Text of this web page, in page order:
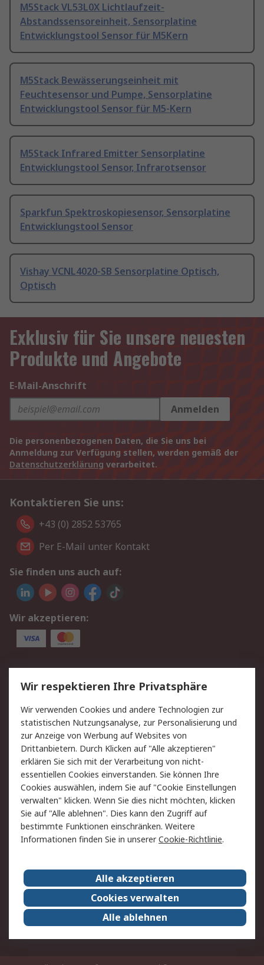
M5Stack VL53L0X Lichtlaufzeit-
Abstandssensoreinheit, Sensorplatine
Entwicklungstool Sensor für M5Kern
M5Stack Bewässerungseinheit mit
Feuchtesensor und Pumpe, Sensorplatine
Entwicklungstool Sensor für M5-Kern
M5Stack Infrared Emitter Sensorplatine
Entwicklungstool Sensor, Infrarotsensor
Sparkfun Spektroskopiesensor, Sensorplatine
Entwicklungstool Sensor
Vishay VCNL4020-SB Sensorplatine Optisch,
Optisch
Exklusiv für Sie unsere neuesten
Produkte und Angebote
E-Mail-Anschrift
Anmelden
Die personenbezogenen Daten, die Sie uns bei
Anmeldung zur Verfügung stellen, werden gemäß der
Datenschutzerklärung verarbeitet.
Kontaktieren Sie uns:
+43 (0) 2852 53765
Per E-Mail unter Kontakt
Sie finden uns auch auf:
Wir akzeptieren:
Service
Value Added Services
Lieferlösungen
Rücksendung/Entsorgung Kontakt
Hilfe
Rechtliches
RS Verkaufs- und
Lieferbedingungen
Datenschutz
Cookie-Richtlinie
Zahlungsbedingungen
Impressum
Webseite Konditionen
RS weltweit
Karriere bei RS
Nachhaltigkeit
Qualität/Zertifikate
Presse-Center
Event-Center
Wir respektieren Ihre Privatsphäre
Wir verwenden Cookies und andere Technologien zur
statistischen Nutzungsanalyse, zur Personalisierung und
zur Anzeige von Werbung auf Websites von
Drittanbietern. Durch Klicken auf "Alle akzeptieren"
erklären Sie sich mit der Verarbeitung von nicht-
essentiellen Cookies einverstanden. Sie können Ihre
Cookies auswählen, indem Sie auf "Cookie Einstellungen
verwalten" klicken. Wenn Sie dies nicht möchten, klicken
Sie auf "Alle ablehnen". Dies kann den Zugriff auf
bestimmte Funktionen einschränken. Weitere
Informationen finden Sie in unsererCookie-Richtlinie.
Alle akzeptieren
Cookies verwalten
Alle ablehnen